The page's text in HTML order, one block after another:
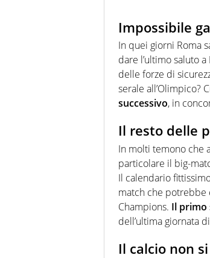
Impossibile
In quei giorni Roma
dare l’ultimo saluto
delle forze di
serale all’Olimpico?
successivo, in
Il resto delle
In molti temono che
particolare il big-
Il calendario
match che potrebbe
Champions. Il primo
dell’ultima giornata
Il calcio non